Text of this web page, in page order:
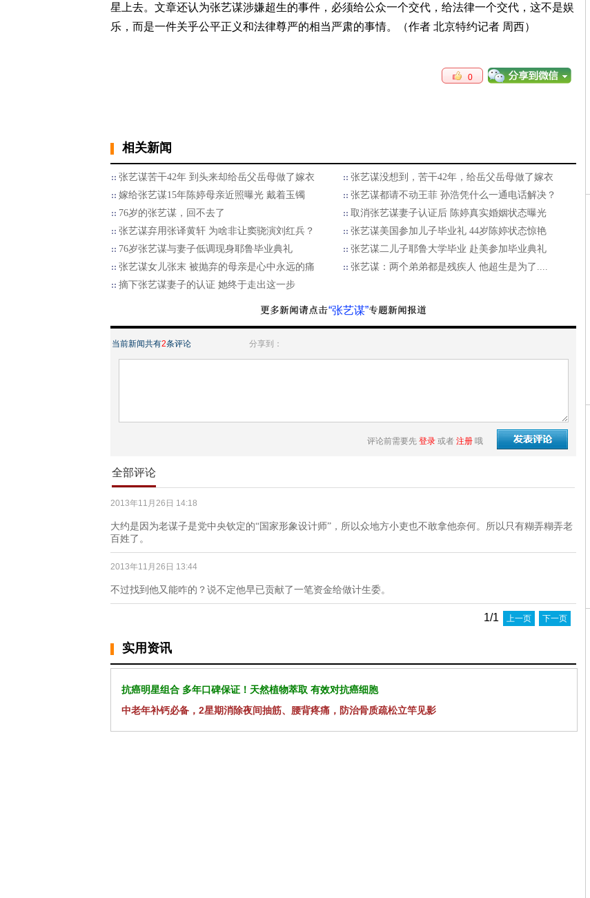
星上去。文章还认为张艺谋涉嫌超生的事件，必须给公众一个交代，给法律一个交代，这不是娱
乐，而是一件关乎公平正义和法律尊严的相当严肃的事情。（作者 北京特约记者 周西）
0
相关新闻
张艺谋苦干42年 到头来却给岳父岳母做了嫁衣
张艺谋没想到，苦干42年，给岳父岳母做了嫁衣
嫁给张艺谋15年陈婷母亲近照曝光 戴着玉镯
张艺谋都请不动王菲 孙浩凭什么一通电话解决？
76岁的张艺谋，回不去了
取消张艺谋妻子认证后 陈婷真实婚姻状态曝光
张艺谋弃用张译黄轩 为啥非让窦骁演刘红兵？
张艺谋美国参加儿子毕业礼 44岁陈婷状态惊艳
76岁张艺谋与妻子低调现身耶鲁毕业典礼
张艺谋二儿子耶鲁大学毕业 赴美参加毕业典礼
张艺谋女儿张末 被抛弃的母亲是心中永远的痛
张艺谋：两个弟弟都是残疾人 他超生是为了....
摘下张艺谋妻子的认证 她终于走出这一步
“张艺谋”
当前新闻共有2条评论 分享到：
评论前需要先 登录 或者 注册 哦
全部评论
2013年11月26日 14:18
大约是因为老谋子是党中央钦定的“国家形象设计师”，所以众地方小吏也不敢拿他奈何。所以只有糊弄糊弄老
百姓了。
2013年11月26日 13:44
不过找到他又能咋的？说不定他早已贡献了一笔资金给做计生委。
1/1 上一页 下一页
实用资讯
抗癌明星组合 多年口碑保证！天然植物萃取 有效对抗癌细胞
中老年补钙必备，2星期消除夜间抽筋、腰背疼痛，防治骨质疏松立竿见影